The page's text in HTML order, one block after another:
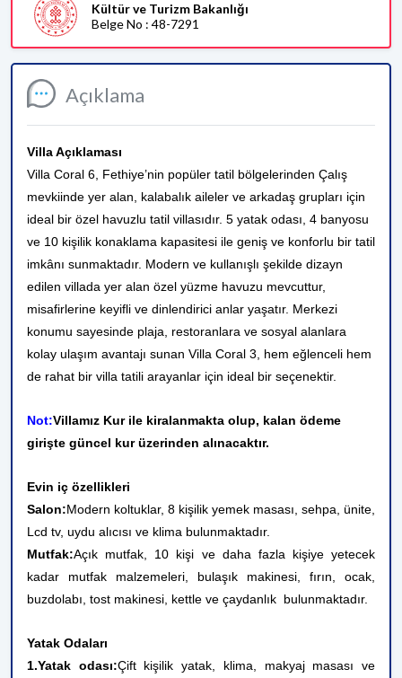
Açıklama
Villa Açıklaması
Villa Coral 6, Fethiye’nin popüler tatil bölgelerinden Çalış
mevkiinde yer alan, kalabalık aileler ve arkadaş grupları için
ideal bir özel havuzlu tatil villasıdır. 5 yatak odası, 4 banyosu
ve 10 kişilik konaklama kapasitesi ile geniş ve konforlu bir tatil
imkânı sunmaktadır. Modern ve kullanışlı şekilde dizayn
edilen villada yer alan özel yüzme havuzu mevcuttur,
misafirlerine keyifli ve dinlendirici anlar yaşatır. Merkezi
konumu sayesinde plaja, restoranlara ve sosyal alanlara
kolay ulaşım avantajı sunan Villa Coral 3, hem eğlenceli hem
de rahat bir villa tatili arayanlar için ideal bir seçenektir.
Not:Villamız Kur ile kiralanmakta olup, kalan ödeme
girişte güncel kur üzerinden alınacaktır.
Evin iç özellikleri
Salon:Modern koltuklar, 8 kişilik yemek masası, sehpa, ünite,
Lcd tv, uydu alıcısı ve klima bulunmaktadır.
Mutfak:Açık mutfak, 10 kişi ve daha fazla kişiye yetecek
kadar mutfak malzemeleri, bulaşık makinesi, fırın, ocak,
buzdolabı, tost makinesi, kettle ve çaydanlık bulunmaktadır.
Yatak Odaları
1.Yatak odası:Çift kişilik yatak, klima, makyaj masası ve
Kültür ve Turizm Bakanlığı
Belge No : 48-7291